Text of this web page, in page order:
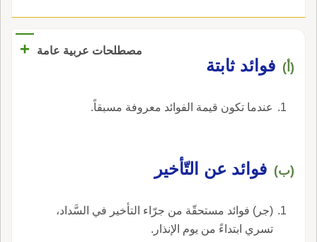
مصطلحات عربية عامة +
(أ) فوائد ثابتة
عندما تكون قيمة الفوائد معروفة مسبقاً.
(ب) فوائد عن التّأخير
(جر) فوائد مستحقّة من جرّاء التأخير في السَّداد،
تسري ابتداءً من يوم الإنذار.